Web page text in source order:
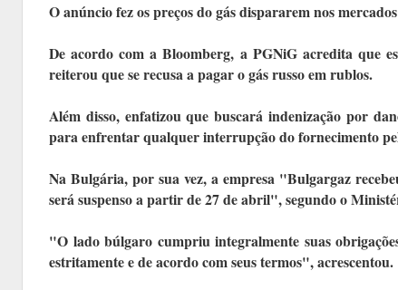
O anúncio fez os preços do gás dispararem nos
De acordo com a Bloomberg, a PGNiG acredita que
reiterou que se recusa a pagar o gás russo em rublos.
Além disso, enfatizou que buscará indenização por
para enfrentar qualquer interrupção do fornecimento
Na Bulgária, por sua vez, a empresa "Bulgargaz
será suspenso a partir de 27 de abril", segundo o
"O lado búlgaro cumpriu integralmente suas
estritamente e de acordo com seus termos", acrescentou.